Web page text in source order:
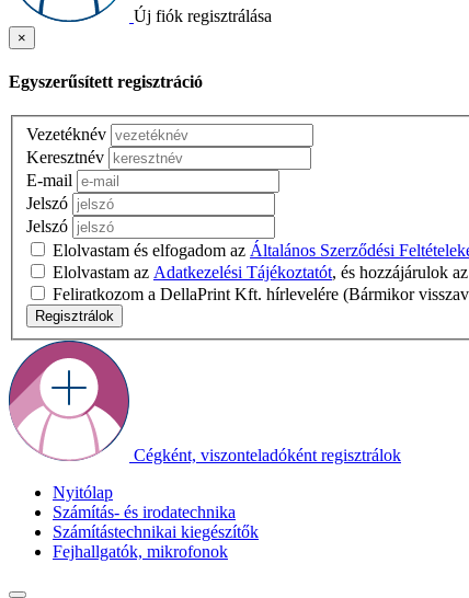
Új fiók regisztrálása
×
Egyszerűsített regisztráció
Vezetéknév
Keresztnév
E-mail
Jelszó
Jelszó
Elolvastam és elfogadom az Általános Szerződési
Elolvastam az Adatkezelési Tájékoztatót, és hozzájárulok
Feliratkozom a DellaPrint Kft. hírlevelére (Bármikor
Regisztrálok
Cégként, viszonteladóként regisztrálok
Nyitólap
Számítás- és irodatechnika
Számítástechnikai kiegészítők
Fejhallgatók, mikrofonok